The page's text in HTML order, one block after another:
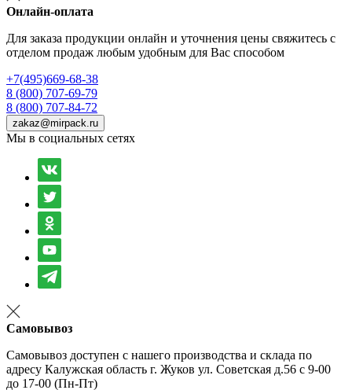
Онлайн-оплата
Для заказа продукции онлайн и уточнения цены свяжитесь с
отделом продаж любым удобным для Вас способом
+7(495)669-68-38
8 (800) 707-69-79
8 (800) 707-84-72
zakaz@mirpack.ru
Мы в социальных сетях
Самовывоз
Самовывоз доступен с нашего производства и склада по
адресу Калужская область г. Жуков ул. Советская д.56 с 9-00
до 17-00 (Пн-Пт)